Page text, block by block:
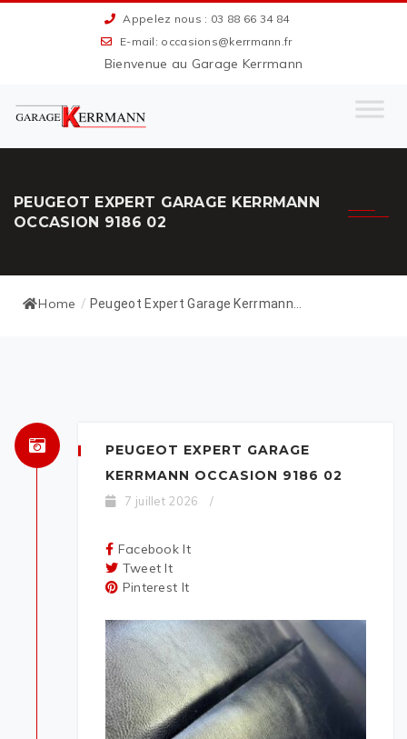
Appelez nous : 03 88 66 34 84
E-mail: occasions@kerrmann.fr
Bienvenue au Garage Kerrmann
PEUGEOT EXPERT GARAGE KERRMANN
OCCASION 9186 02
Home / Peugeot Expert Garage Kerrmann...
PEUGEOT EXPERT GARAGE
KERRMANN OCCASION 9186 02
7 juillet 2026 /
Facebook It
Tweet It
Pinterest It